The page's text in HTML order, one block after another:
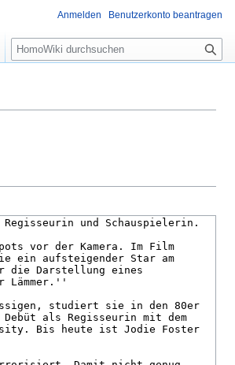
Anmelden Benutzerkonto beantragen
Suche